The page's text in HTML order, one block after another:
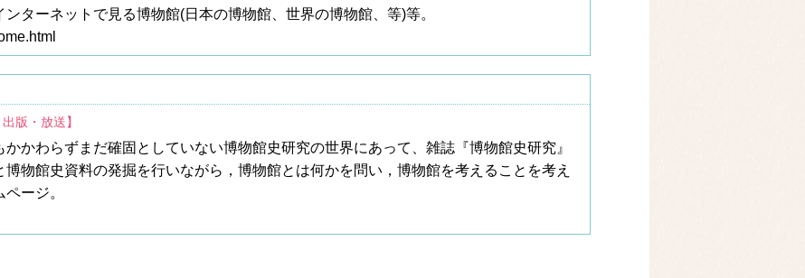
ターネットで見る博物館(日本の博物館、世界の博物館、等)等。
版・放送】
かわらずまだ確固としていない博物館史研究の世界にあって、雑誌『博物館史研究』
物館史資料の発掘を行いながら，博物館とは何かを問い，博物館を考えることを考え
ージ。